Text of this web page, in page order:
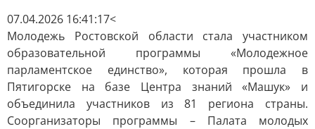
07.04.2026 16:41:17<
Молодежь Ростовской области стала участником
образовательной программы «Молодежное
парламентское единство», которая прошла в
Пятигорске на базе Центра знаний «Машук» и
объединила участников из 81 региона страны.
Соорганизаторы программы – Палата молодых